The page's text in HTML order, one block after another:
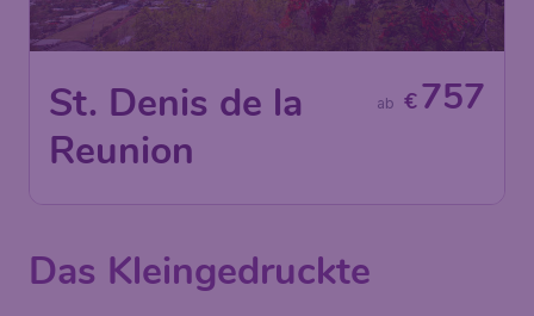
St. Denis de la
Reunion
€757
ab
Das Kleingedruckte